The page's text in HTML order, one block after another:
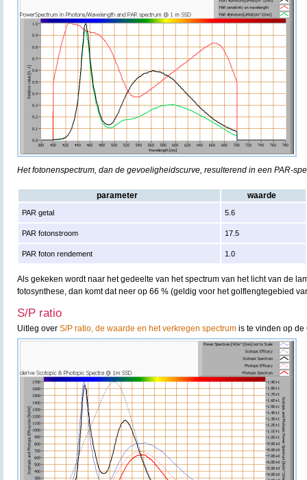
Het fotonenspectrum, dan de gevoeligheidscurve, resulterend in een PAR-
parameter waarde
PAR getal 5.6
PAR fotonstroom 17.5
PAR foton rendement 1.0
Als gekeken wordt naar het gedeelte van het spectrum van het licht van de
fotosynthese, dan komt dat neer op 66 % (geldig voor het golflengtegebied
S/P ratio
Uitleg over S/P ratio, de waarde en het verkregen spectrum is te vinden op de